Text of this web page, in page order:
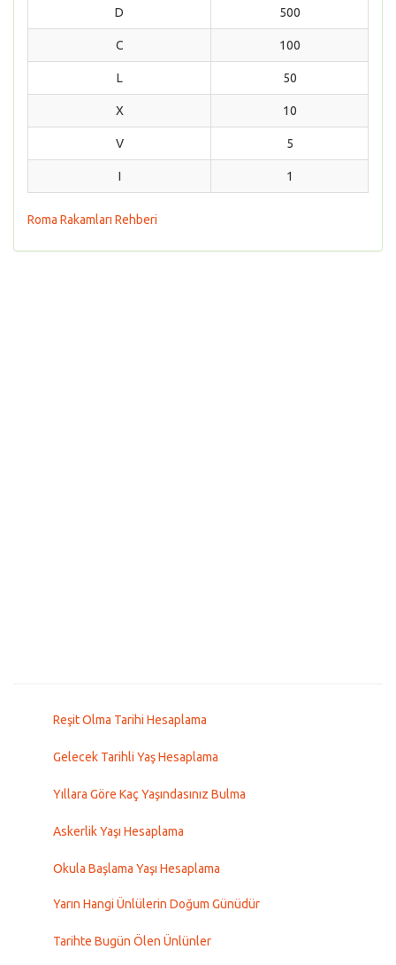
D 500
C 100
L 50
X 10
V 5
I 1
Roma Rakamları Rehberi
Reşit Olma Tarihi Hesaplama
Gelecek Tarihli Yaş Hesaplama
Yıllara Göre Kaç Yaşındasınız Bulma
Askerlik Yaşı Hesaplama
Okula Başlama Yaşı Hesaplama
Yarın Hangi Ünlülerin Doğum Günüdür
Tarihte Bugün Ölen Ünlünler